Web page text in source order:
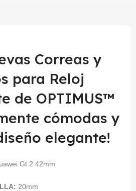
Correas y
para Reloj
de OPTIMUS™
cómodas y
elegante!
Gt 2 42mm
20mm